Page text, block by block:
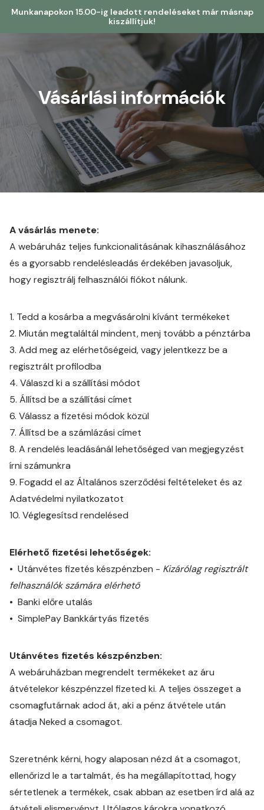
Munkanapokon 15.00-ig leadott rendeléseket már másnap
kiszállítjuk!
Vásárlási információk
A vásárlás menete:
A webáruház teljes funkcionalitásának kihasználásához
és a gyorsabb rendelésleadás érdekében javasoljuk,
hogy regisztrálj felhasználói fiókot nálunk.
1. Tedd a kosárba a megvásárolni kívánt termékeket
2. Miután megtaláltál mindent, menj tovább a pénztárba
3. Add meg az elérhetőségeid, vagy jelentkezz be a
regisztrált profilodba
4. Válaszd ki a szállítási módot
5. Állítsd be a szállítási címet
6. Válassz a fizetési módok közül
7. Állítsd be a számlázási címet
8. A rendelés leadásánál lehetőséged van megjegyzést
írni számunkra
9. Fogadd el az Általános szerződési feltételeket és az
Adatvédelmi nyilatkozatot
10. Véglegesítsd rendelésed
Elérhető fizetési lehetőségek:
• Utánvétes fizetés készpénzben - Kizárólag regisztrált
felhasználók számára elérhető
• Banki előre utalás
• SimplePay Bankkártyás fizetés
Utánvétes fizetés készpénzben:
A webáruházban megrendelt termékeket az áru
átvételekor készpénzzel fizeted ki. A teljes összeget a
csomagfutárnak adod át, aki a pénz átvétele után
átadja Neked a csomagot.
Szeretnénk kérni, hogy alaposan nézd át a csomagot,
ellenőrizd le a tartalmát, és ha megállapítottad, hogy
sértetlenek a termékek, csak abban az esetben írd alá az